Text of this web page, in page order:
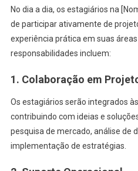
No dia a dia, os estagiários na
de participar ativamente de
experiência prática em suas
responsabilidades incluem:
1. Colaboração em
Os estagiários serão integrados
contribuindo com ideias e
pesquisa de mercado, análise de
implementação de estratégias.